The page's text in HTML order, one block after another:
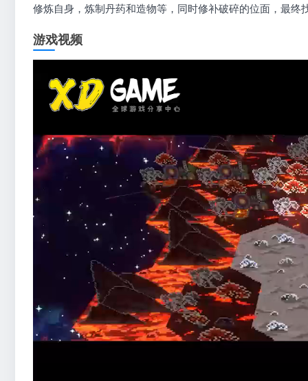
修炼自身，炼制丹药和造物等，同时修补破碎的位面，最终
游戏视频